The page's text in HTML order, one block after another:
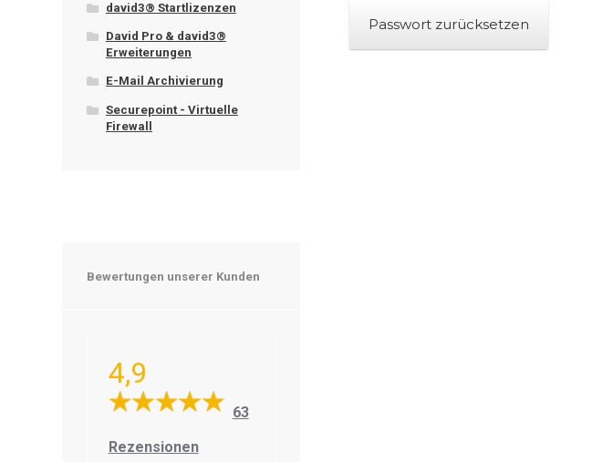
Passwort zurücksetzen
david3® Startlizenzen
David Pro & david3®
Erweiterungen
E-Mail Archivierung
Securepoint - Virtuelle
Firewall
Bewertungen unserer Kunden
4,9
63
Rezensionen